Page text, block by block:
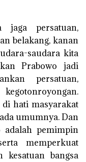
jaga persatuan,
belakang, kanan
saudara kita
Prabowo jadi
persatuan,
hati masyarakat
umumnya. Dan
adalah pemimpin
memperkuat
kesatuan bangsa